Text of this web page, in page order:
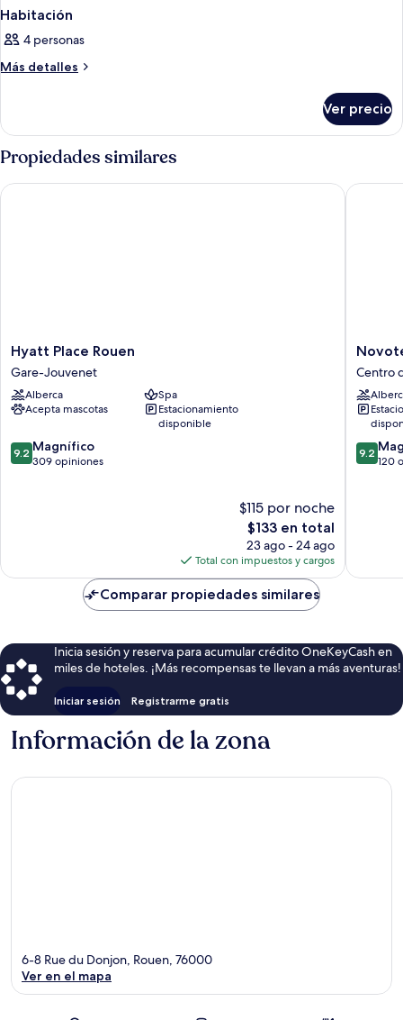
Habitación
4 personas
Más detalles
Más
Ver precio
Propiedades similares
Hyatt
Place
Rouen
Gare-
Jouvenet
Hyatt Place Rouen
Gare-Jouvenet
Alberca
Spa
Acepta mascotas
Estacionamiento
disponible
9.2
de
9.2 Magnífico
309 opiniones
$115 por noche
El
precio
actual
es
de
$133
$133 en total
23 ago - 24 ago
Total con impuestos y cargos
Hyatt Place Rouen
Novotel
Rouen
Centre
Centro
la
ciudad
Centro
9.2
de
9.2
120
Novotel
Comparar propiedades similares
Inicia sesión y reserva para acumular crédito OneKeyCash en
miles de hoteles. ¡Más recompensas te llevan a más aventuras!
Iniciar sesión Registrarme gratis
Información de la zona
6-8 Rue du Donjon, Rouen, 76000
Ver en el mapa